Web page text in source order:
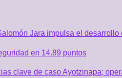
Jara impulsa el
en 14.89 puntos
clave de caso Ayotzinapa;